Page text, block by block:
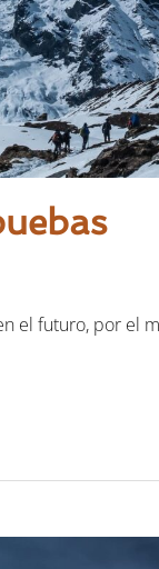
el futuro, por el